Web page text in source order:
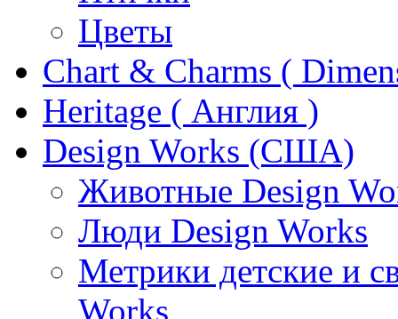
Цветы
Chart & Charms (
Heritage ( Англия )
Design Works (США)
Животные Design
Люди Design Works
Метрики детские и
Works